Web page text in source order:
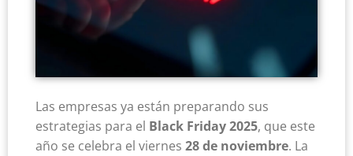
Las empresas ya están preparando sus
estrategias para el Black Friday 2025, que este
año se celebra el viernes 28 de noviembre. La